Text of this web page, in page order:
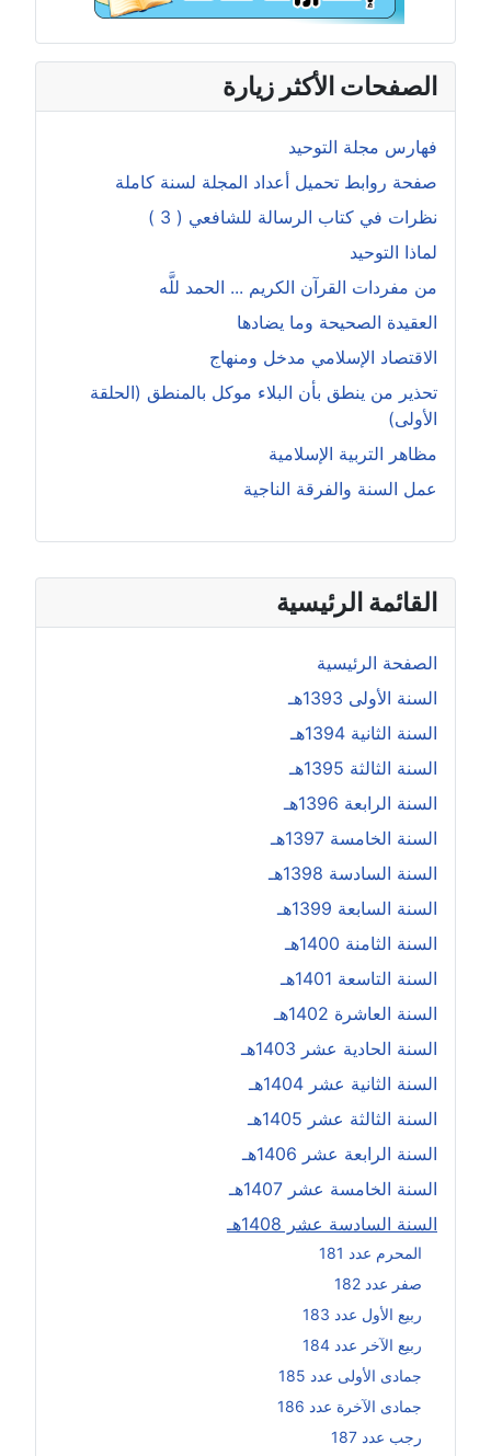
القائمة الرئيسية
الصفحة الرئيسية
السنة الأولى 1393هـ
السنة الثانية 1394هـ
السنة الثالثة 1395هـ
السنة الرابعة 1396هـ
السنة الخامسة 1397هـ
السنة السادسة 1398هـ
السنة السابعة 1399هـ
السنة الثامنة 1400هـ
السنة التاسعة 1401هـ
السنة العاشرة 1402هـ
السنة الحادية عشر 1403هـ
السنة الثانية عشر 1404هـ
السنة الثالثة عشر 1405هـ
السنة الرابعة عشر 1406هـ
السنة الخامسة عشر 1407هـ
السنة السادسة عشر 1408هـ
المحرم عدد 181
صفر عدد 182
ربيع الأول عدد 183
ربيع الآخر عدد 184
جمادى الأولى عدد 185
جمادى الآخرة عدد 186
رجب عدد 187
الصفحات الأكثر زيارة
فهارس مجلة التوحيد
صفحة روابط تحميل أعداد المجلة لسنة كاملة
نظرات في كتاب الرسالة للشافعي ( 3 )
لماذا التوحيد
من مفردات القرآن الكريم ... الحمد للَّه
العقيدة الصحيحة وما يضادها
الاقتصاد الإسلامي مدخل ومنهاج
تحذير من ينطق بأن البلاء موكل بالمنطق (الحلقة
الأولى)
مظاهر التربية الإسلامية
عمل السنة والفرقة الناجية